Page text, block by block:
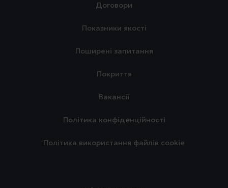
Договори
Показники якості
Поширені запитання
Покриття
Вакансії
Політика конфіденційності
Політика використання файлів cookie